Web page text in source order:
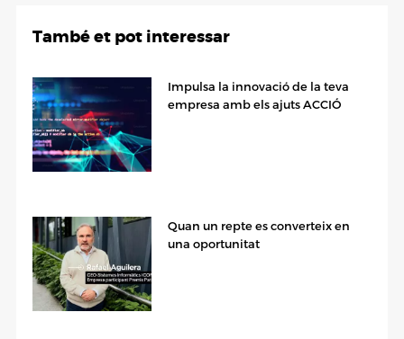
També et pot interessar
Impulsa la innovació de la teva
empresa amb els ajuts ACCIÓ
Quan un repte es converteix en
una oportunitat